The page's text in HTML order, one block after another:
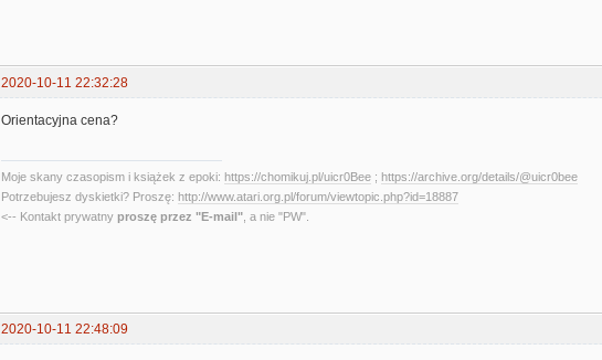
2020-10-11 22:32:28
Orientacyjna cena?
Moje skany czasopism i książek z epoki: https://chomikuj.pl/uicr0Bee ; https://archive.org/details/@uicr0bee
Potrzebujesz dyskietki? Proszę: http://www.atari.org.pl/forum/viewtopic.php?id=18887
<-- Kontakt prywatny proszę przez "E-mail", a nie "PW".
2020-10-11 22:48:09